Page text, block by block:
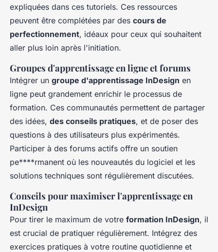
expliquées dans ces tutoriels. Ces ressources
peuvent être complétées par des cours de
perfectionnement, idéaux pour ceux qui souhaitent
aller plus loin après l'initiation.
Groupes d'apprentissage en ligne et forums
Intégrer un groupe d'apprentissage InDesign en
ligne peut grandement enrichir le processus de
formation. Ces communautés permettent de partager
des idées, des conseils pratiques, et de poser des
questions à des utilisateurs plus expérimentés.
Participer à des forums actifs offre un soutien
pe****rmanent où les nouveautés du logiciel et les
solutions techniques sont régulièrement discutées.
Conseils pour maximiser l'apprentissage en
InDesign
Pour tirer le maximum de votre formation InDesign, il
est crucial de pratiquer régulièrement. Intégrez des
exercices pratiques à votre routine quotidienne et